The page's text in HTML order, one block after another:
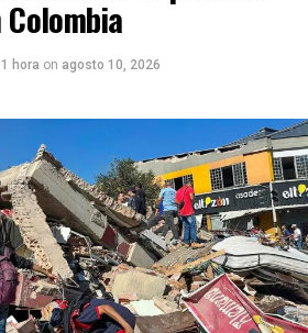
hora on agosto 10, 2026